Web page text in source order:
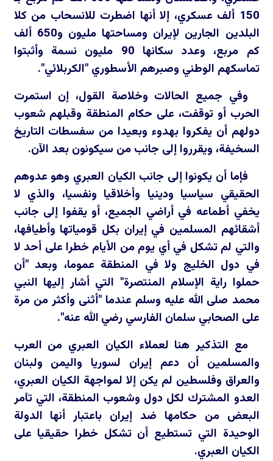
150 ألف عسكري، إلا أنها اضطرت للانسحاب من كلا
البلدين الجارين لإيران ومساحتها مليون و650 ألف
كم مربع، وعدد سكانها 90 مليون نسمة وأثبتوا
تماسكهم الوطني وصبرهم الأسطوري "الكربلائي".
وفي جميع الحالات وخلاصة القول، إن استمرت
الحرب أو توقفت، على حكام المنطقة وقبلهم شعوب
دولهم أن يفكروا بهدوء وبعيدا من سفسطات التاريخ
السخيفة، ويقرروا إلى جانب من سيكونون بعد الآن.
فإما أن يكونوا إلى جانب الكيان العبري وهو عدوهم
الحقيقي سياسيا ودينيا وأخلاقيا ونفسيا، والذي لا
يخفي أطماعه في أراضي الجميع، أو يقفوا إلى جانب
أشقائهم المسلمين في إيران بكل قومياتها وأطيافها،
والتي لم تشكل في أي يوم من الأيام خطرا على أحد لا
في دول الخليج ولا في المنطقة عموما، وبعد "أن
حملوا راية الإسلام المنتصرة" التي أشار إليها النبي
محمد صلى الله عليه وسلم عندما "أثنى وأكثر من مرة
على الصحابي سلمان الفارسي رضي الله عنه".
مع التذكير هنا لعملاء الكيان العبري من العرب
والمسلمين أن دعم إيران لسوريا واليمن ولبنان
والعراق وفلسطين لم يكن إلا لمواجهة الكيان العبري،
العدو المشترك لكل دول وشعوب المنطقة، التي تآمر
البعض من حكامها ضد إيران باعتبار أنها الدولة
الوحيدة التي تستطيع أن تشكل خطرا حقيقيا على
الكيان العبري.